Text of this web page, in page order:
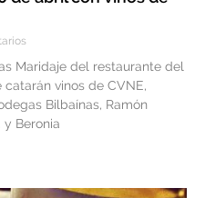
Maridaje del restaurante del
vinos de CVNE,
Bilbaínas, Ramón
y Beronia